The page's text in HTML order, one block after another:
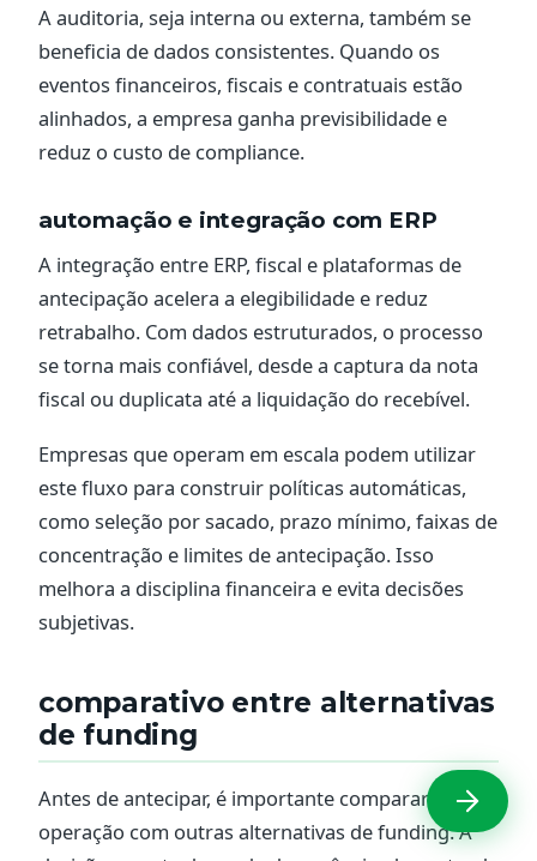
A auditoria, seja interna ou externa, também se
beneficia de dados consistentes. Quando os
eventos financeiros, fiscais e contratuais estão
alinhados, a empresa ganha previsibilidade e
reduz o custo de compliance.
automação e integração com ERP
A integração entre ERP, fiscal e plataformas de
antecipação acelera a elegibilidade e reduz
retrabalho. Com dados estruturados, o processo
se torna mais confiável, desde a captura da nota
fiscal ou duplicata até a liquidação do recebível.
Empresas que operam em escala podem utilizar
este fluxo para construir políticas automáticas,
como seleção por sacado, prazo mínimo, faixas de
concentração e limites de antecipação. Isso
melhora a disciplina financeira e evita decisões
subjetivas.
comparativo entre alternativas
de funding
Antes de antecipar, é importante comparar a
operação com outras alternativas de funding. A